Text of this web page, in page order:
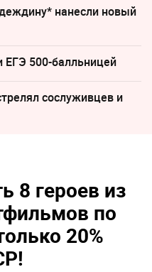
нанесли новый
ЕГЭ 500-балльницей
сослуживцев и
8 героев из
по
20%